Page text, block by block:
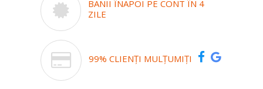
BANII ÎNAPOI PE CONT ÎN 4
ZILE
99% CLIENȚI MULȚUMIȚI